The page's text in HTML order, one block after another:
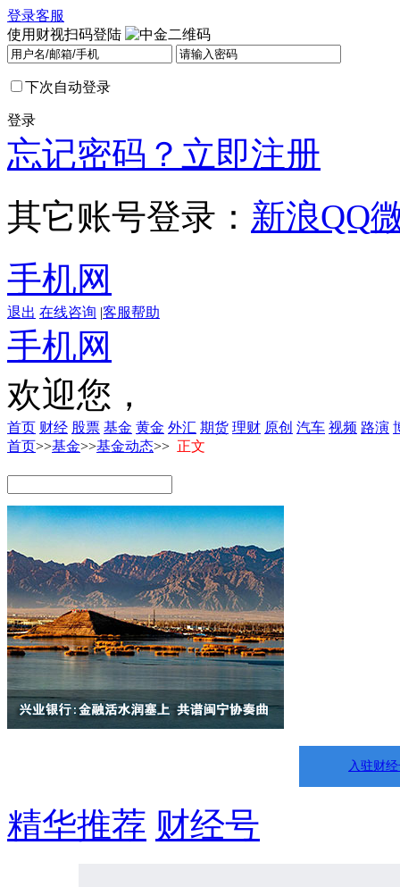
登录客服
使用财视扫码登陆
下次自动登录
登录
忘记密码？ 立即注册
其它账号登录： 新浪QQ
手机网
退出 在线咨询 |客服帮助
手机网
欢迎您，
首页 财经 股票 基金 黄金 外汇 期货 理财 原创 汽车 视频 路演
首页>>基金>>基金动态>> 正文
入驻财
精华推荐 财经号